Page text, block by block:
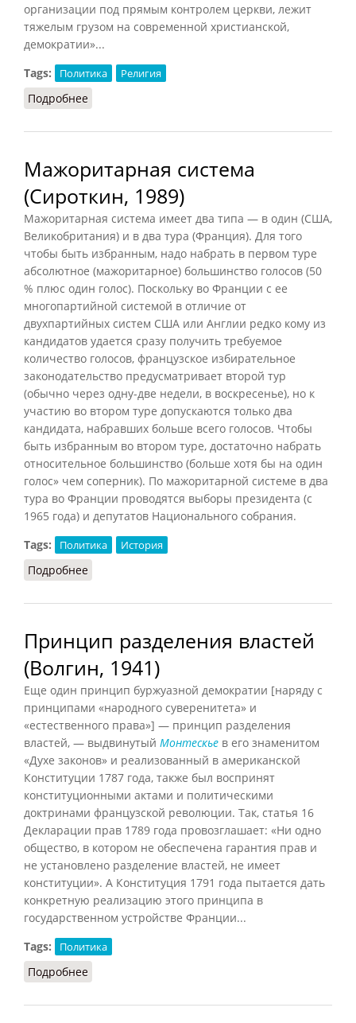
организации под прямым контролем церкви, лежит
тяжелым грузом на современной христианской,
демократии»...
Tags:
Политика Религия
Подробнее
Мажоритарная система
(Сироткин, 1989)
Мажоритарная система имеет два типа — в один (США,
Великобритания) и в два тура (Франция). Для того
чтобы быть избранным, надо набрать в первом туре
абсолютное (мажоритарное) большинство голосов (50
% плюс один голос). Поскольку во Франции с ее
многопартийной системой в отличие от
двухпартийных систем США или Англии редко кому из
кандидатов удается сразу получить требуемое
количество голосов, французское избирательное
законодательство предусматривает второй тур
(обычно через одну-две недели, в воскресенье), но к
участию во втором туре допускаются только два
кандидата, набравших больше всего голосов. Чтобы
быть избранным во втором туре, достаточно набрать
относительное большинство (больше хотя бы на один
голос» чем соперник). По мажоритарной системе в два
тура во Франции проводятся выборы президента (с
1965 года) и депутатов Национального собрания.
Tags:
Политика История
Подробнее
Принцип разделения властей
(Волгин, 1941)
Еще один принцип буржуазной демократии [наряду с
принципами «народного суверенитета» и
«естественного права»] — принцип разделения
властей, — выдвинутый Монтескье в его знаменитом
«Духе законов» и реализованный в американской
Конституции 1787 года, также был воспринят
конституционными актами и политическими
доктринами французской революции. Так, статья 16
Декларации прав 1789 года провозглашает: «Ни одно
общество, в котором не обеспечена гарантия прав и
не установлено разделение властей, не имеет
конституции». А Конституция 1791 года пытается дать
конкретную реализацию этого принципа в
государственном устройстве Франции...
Tags:
Политика
Подробнее